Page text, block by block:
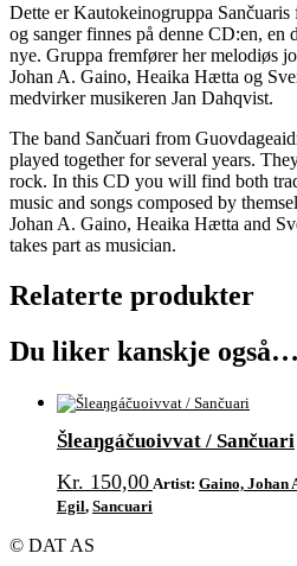
Dette er Kautokeinogruppa
og sanger finnes på denne CD:en, en
nye. Gruppa fremfører her melodiøs
Johan A. Gaino, Heaika Hætta og
medvirker musikeren Jan Dahqvist.
The band Sančuari from
played together for several years.
rock. In this CD you will find both
music and songs composed by
Johan A. Gaino, Heaika Hætta and
takes part as musician.
Relaterte produkter
Du liker kanskje også…
Šleaŋgáčuoivvat / Sančuari
Kr 150,00 Artist: Gaino, Johan
Egil, Sancuari
© DAT AS